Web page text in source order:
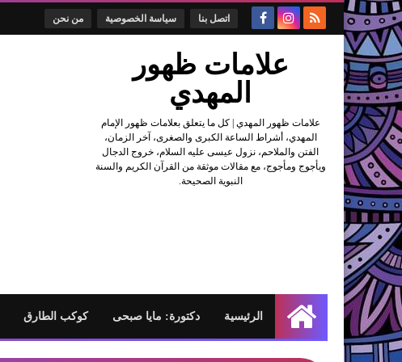
اتصل بنا سياسة الخصوصية من نحن
علامات ظهور
المهدي
علامات ظهور المهدي | كل ما يتعلق بعلامات ظهور الإمام
المهدي، أشراط الساعة الكبرى والصغرى، آخر الزمان،
الفتن والملاحم، نزول عيسى عليه السلام، خروج الدجال
ويأجوج ومأجوج، مع مقالات موثقة من القرآن الكريم والسنة
النبوية الصحيحة.
الرئيسية
الرئيسية دكتورة: مايا صبحى كوكب الطارق